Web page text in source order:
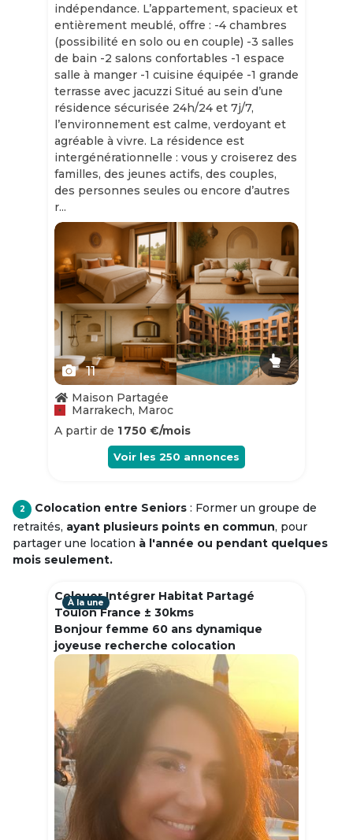
indépendance. L’appartement, spacieux et
entièrement meublé, offre : -4 chambres
(possibilité en solo ou en couple) -3 salles
de bain -2 salons confortables -1 espace
salle à manger -1 cuisine équipée -1 grande
terrasse avec jacuzzi Situé au sein d’une
résidence sécurisée 24h/24 et 7j/7,
l’environnement est calme, verdoyant et
agréable à vivre. La résidence est
intergénérationnelle : vous y croiserez des
familles, des jeunes actifs, des couples,
des personnes seules ou encore d’autres
r...
Slide 1 of 11
11
Maison Partagée
Marrakech, Maroc
A partir de 1 750 €/mois
Voir les 250 annonces
2 Colocation entre Seniors : Former un groupe de
retraités, ayant plusieurs points en commun, pour
partager une location à l'année ou pendant quelques
mois seulement.
Colouer Intégrer Habitat Partagé
Toulon France ± 30kms
Bonjour femme 60 ans dynamique
joyeuse recherche colocation
À la une